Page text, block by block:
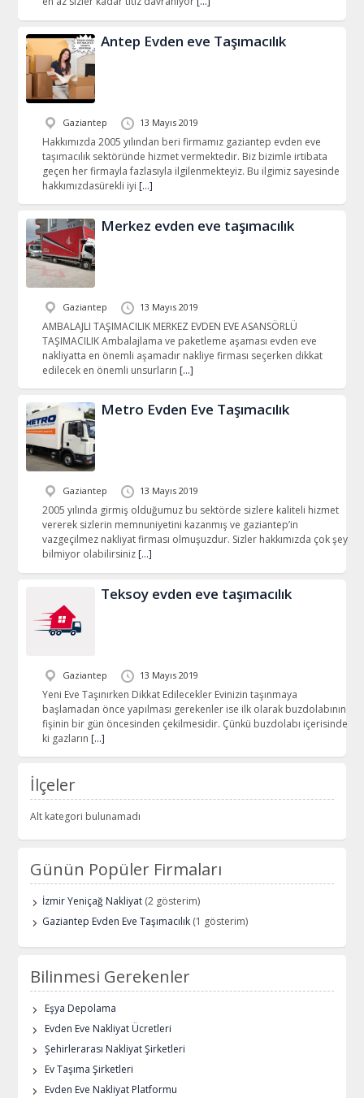
Antep Evden eve Taşımacılık
Gaziantep 13 Mayıs 2019
Hakkımızda 2005 yılından beri firmamız gaziantep evden eve
taşımacılık sektöründe hizmet vermektedir. Biz bizimle irtibata
geçen her firmayla fazlasıyla ilgilenmekteyiz. Bu ilgimiz sayesinde
hakkımızdasürekli iyi […]
Merkez evden eve taşımacılık
Gaziantep 13 Mayıs 2019
AMBALAJLI TAŞIMACILIK MERKEZ EVDEN EVE ASANSÖRLÜ
TAŞIMACILIK Ambalajlama ve paketleme aşaması evden eve
nakliyatta en önemli aşamadır nakliye firması seçerken dikkat
edilecek en önemli unsurların […]
Metro Evden Eve Taşımacılık
Gaziantep 13 Mayıs 2019
2005 yılında girmiş olduğumuz bu sektörde sizlere kaliteli hizmet
vererek sizlerin memnuniyetini kazanmış ve gaziantep’in
vazgeçilmez nakliyat firması olmuşuzdur. Sizler hakkımızda çok şey
bilmiyor olabilirsiniz […]
Teksoy evden eve taşımacılık
Gaziantep 13 Mayıs 2019
Yeni Eve Taşınırken Dikkat Edilecekler Evinizin taşınmaya
başlamadan önce yapılması gerekenler ise ilk olarak buzdolabının
fişinin bir gün öncesinden çekilmesidir. Çünkü buzdolabı içerisinde
ki gazların […]
İlçeler
Alt kategori bulunamadı
Günün Popüler Firmaları
İzmir Yeniçağ Nakliyat (2 gösterim)
Gaziantep Evden Eve Taşımacılık (1 gösterim)
Bilinmesi Gerekenler
Eşya Depolama
Evden Eve Nakliyat Ücretleri
Şehirlerarası Nakliyat Şirketleri
Ev Taşıma Şirketleri
Evden Eve Nakliyat Platformu